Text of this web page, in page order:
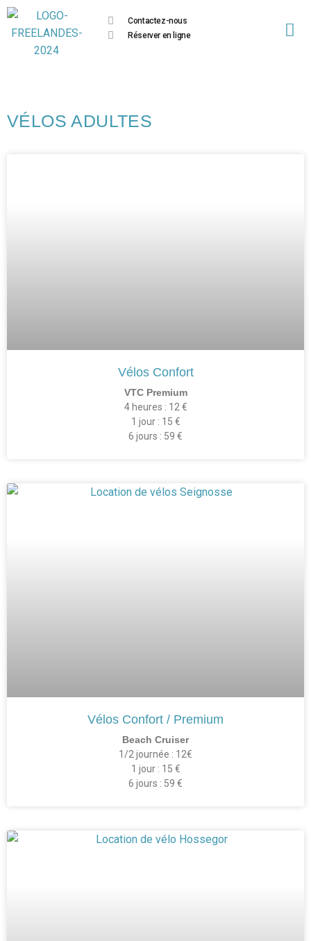
Contactez-nous
Réserver en ligne
VÉLOS ADULTES
Vélos Confort
VTC Premium
4 heures : 12 €
1 jour : 15 €
6 jours : 59 €
Vélos Confort / Premium
Beach Cruiser
1/2 journée : 12€
1 jour : 15 €
6 jours : 59 €